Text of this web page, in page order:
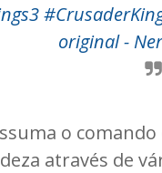
original -
o
através de